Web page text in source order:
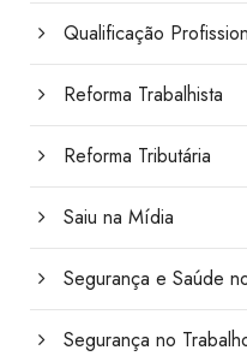
Qualificação
Reforma Trabalhista
Reforma Tributária
Saiu na Mídia
Segurança e Saúde
Segurança no